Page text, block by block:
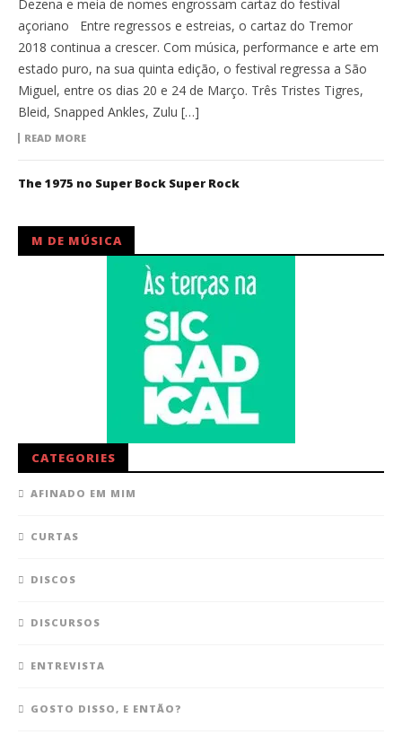
Dezena e meia de nomes engrossam cartaz do festival
açoriano Entre regressos e estreias, o cartaz do Tremor
2018 continua a crescer. Com música, performance e arte em
estado puro, na sua quinta edição, o festival regressa a São
Miguel, entre os dias 20 e 24 de Março. Três Tristes Tigres,
Bleid, Snapped Ankles, Zulu […]
READ MORE
The 1975 no Super Bock Super Rock
M DE MÚSICA
CATEGORIES
AFINADO EM MIM
CURTAS
DISCOS
DISCURSOS
ENTREVISTA
GOSTO DISSO, E ENTÃO?